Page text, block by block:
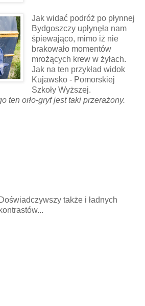
Jak widać podróż po płynnej
Bydgoszczy upłynęła nam
śpiewająco, mimo iż nie
brakowało momentów
mrożących krew w żyłach.
Jak na ten przykład widok
Kujawsko - Pomorskiej
Szkoły Wyższej.
ten orło-gryf jest taki przerażony.
Doświadczywszy także i ładnych
kontrastów...